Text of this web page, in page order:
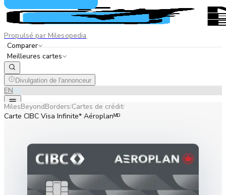
Propulsé par Milesopedia
Comparer
Meilleures cartes
Divulgation de l'annonceur
ENFR
MilesBeyondBorders/Cartes de crédit/
Carte CIBC Visa Infinite* Aéroplanᴹᴰ